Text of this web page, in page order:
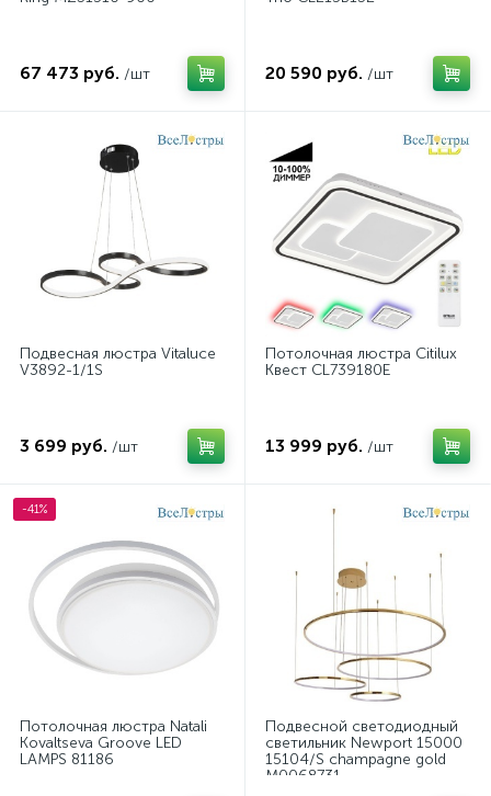
67 473 руб. /шт 20 590 руб. /шт
Подвесная люстра Vitaluce
V3892-1/1S
3 699 руб. /шт
Потолочная люстра Citilux
Квест CL739180E
13 999 руб. /шт
-41%
Потолочная люстра Natali
Kovaltseva Groove LED
LAMPS 81186
Подвесной светодиодный
светильник Newport 15000
15104/S champagne gold
М0068731